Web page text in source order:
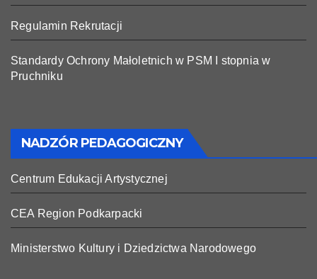
Regulamin Rekrutacji
Standardy Ochrony Małoletnich w PSM I stopnia w
Pruchniku
NADZÓR PEDAGOGICZNY
Centrum Edukacji Artystycznej
CEA Region Podkarpacki
Ministerstwo Kultury i Dziedzictwa Narodowego